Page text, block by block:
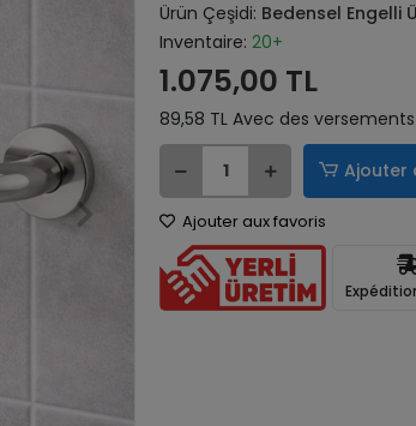
Ürün Çeşidi: Bedensel Engelli
Inventaire: 20+
1.075,00 TL
89,58 TL Avec des
Ajouter
Ajouter aux favoris